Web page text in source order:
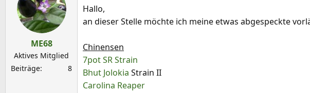
l
l
t
a
m
ME68
Aktives Mitglied
Beiträge
8
Hallo,
an dieser Stelle möchte ich meine etwas abgespeckte
Chinensen
7pot SR Strain
Bhut Jolokia Strain II
Carolina Reaper